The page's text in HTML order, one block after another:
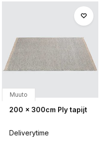
Muuto
200 x 300cm Ply tapijt
Deliverytime